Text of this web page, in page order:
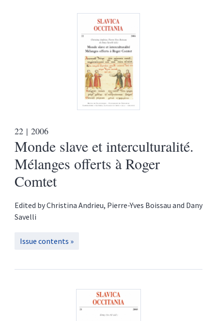
22 | 2006
Monde slave et interculturalité.
Mélanges offerts à Roger
Comtet
Edited byChristina Andrieu, Pierre-Yves Boissau and Dany
Savelli
Issue contents